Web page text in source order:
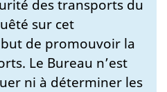
des transports du
sur cet
de promouvoir la
Le Bureau n’est
ni à déterminer les